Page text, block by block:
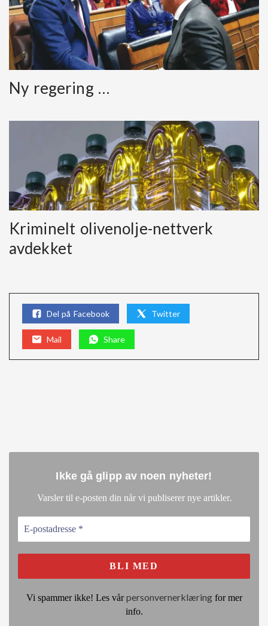
Ny regering …
Kriminelt olivenolje-nettverk
avdekket
Del på Facebook Twitter
Mail Share
Ikke gå glipp av noen nyheter!
Varsler til e-posten din når vi publiserer nye artikler.
Vi spammer ikke! Les vårpersonvernerklæringfor mer
info.